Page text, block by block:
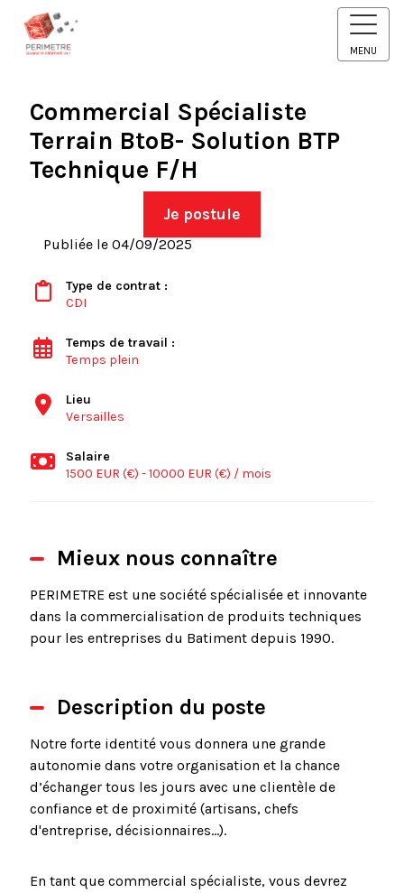
MENU
Commercial Spécialiste
Terrain BtoB- Solution BTP
Technique F/H
Je postule
Publiée le 04/09/2025
Type de contrat :
CDI
Temps de travail :
Temps plein
Lieu
Versailles
Salaire
1500 EUR (€) - 10000 EUR (€) / mois
Mieux nous connaître
PERIMETRE est une société spécialisée et innovante
dans la commercialisation de produits techniques
pour les entreprises du Batiment depuis 1990.
Description du poste
Notre forte identité vous donnera une grande
autonomie dans votre organisation et la chance
d’échanger tous les jours avec une clientèle de
confiance et de proximité (artisans, chefs
d'entreprise, décisionnaires...).
En tant que commercial spécialiste, vous devrez